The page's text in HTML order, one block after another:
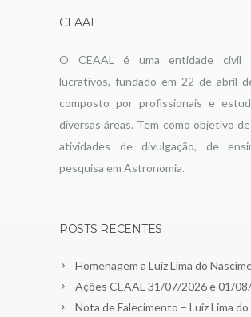
CEAAL
O CEAAL é uma entidade civil
lucrativos, fundado em 22 de abril
composto por profissionais e
diversas áreas. Tem como objetivo
atividades de divulgação, de
pesquisa em Astronomia.
POSTS RECENTES
Homenagem a Luiz Lima do
Ações CEAAL 31/07/2026 e 01/
Nota de Falecimento – Luiz Lima do